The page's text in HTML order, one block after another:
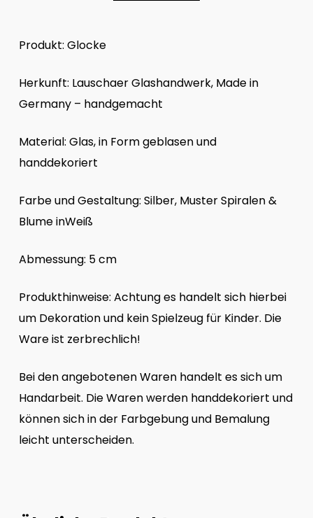
Produkt: Glocke
Herkunft: Lauschaer Glashandwerk, Made in
Germany – handgemacht
Material: Glas, in Form geblasen und
handdekoriert
Farbe und Gestaltung: Silber, Muster Spiralen &
Blume inWeiß
Abmessung: 5 cm
Produkthinweise: Achtung es handelt sich hierbei
um Dekoration und kein Spielzeug für Kinder. Die
Ware ist zerbrechlich!
Bei den angebotenen Waren handelt es sich um
Handarbeit. Die Waren werden handdekoriert und
können sich in der Farbgebung und Bemalung
leicht unterscheiden.